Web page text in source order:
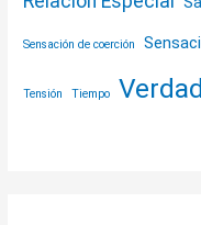
Sensación de coerción
Tensión Tiempo Verdad